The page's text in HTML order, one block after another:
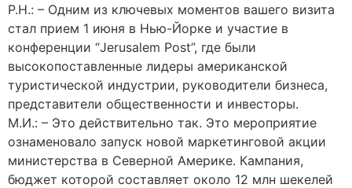
Р.Н.: – Одним из ключевых моментов вашего визита
стал прием 1 июня в Нью-Йорке и участие в
конференции “Jerusalem Post”, где были
высокопоставленные лидеры американской
туристической индустрии, руководители бизнеса,
представители общественности и инвесторы.
М.И.: – Это действительно так. Это мероприятие
ознаменовало запуск новой маркетинговой акции
министерства в Северной Америке. Кампания,
бюджет которой составляет около 12 млн шекелей